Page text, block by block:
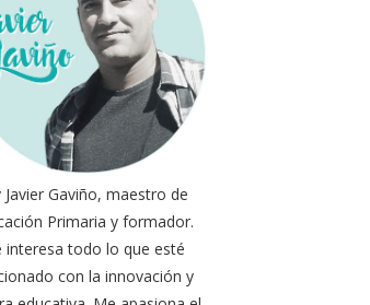
Javier Gaviño, maestro de
Primaria y formador.
interesa todo lo que esté
con la innovación y